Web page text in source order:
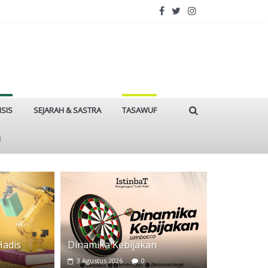
SEJARAH & SASTRA TASAWUF
Dinamika Kebijakan
3 Agustus 2026 0